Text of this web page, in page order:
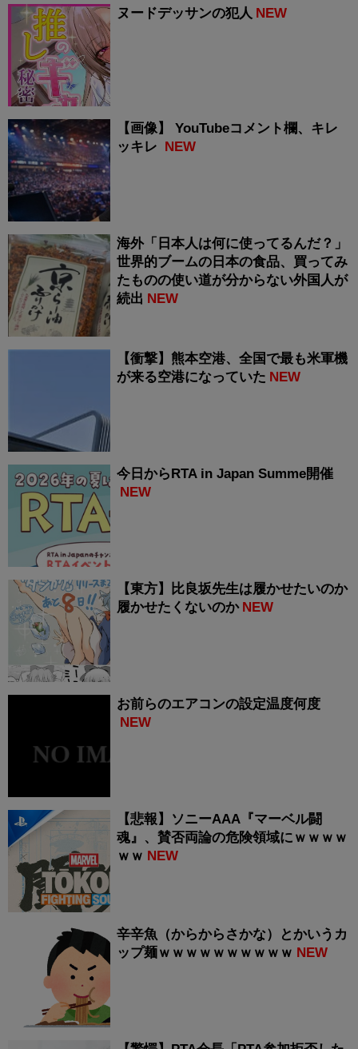
ヌードデッサンの犯人 NEW
【画像】 YouTubeコメント欄、キレ
ッキレ NEW
海外「日本人は何に使ってるんだ？」
世界的ブームの日本の食品、買ってみ
たものの使い道が分からない外国人が
続出 NEW
【衝撃】熊本空港、全国で最も米軍機
が来る空港になっていた NEW
今日からRTA in Japan Summe開催
NEW
【東方】比良坂先生は履かせたいのか
履かせたくないのか NEW
お前らのエアコンの設定温度何度
NEW
【悲報】ソニーAAA『マーベル闘
魂』、賛否両論の危険領域にｗｗｗｗ
ｗｗ NEW
辛辛魚（からからさかな）とかいうカ
ップ麺ｗｗｗｗｗｗｗｗｗｗ NEW